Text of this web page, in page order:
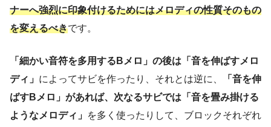
ナーへ強烈に印象付けるためにはメロディの性質そのもの
を変えるべきです。
「細かい音符を多用するBメロ」の後は「音を伸ばすメロ
ディ」 によってサビを作ったり、それとは逆に、
「音を伸
ばすBメロ」があれば、次なるサビでは「音を畳み掛ける
ようなメロディ」 を多く使ったりして、ブロックそれぞれ